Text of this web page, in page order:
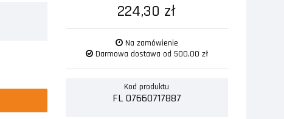
224,30 zł
Na zamówienie
Darmowa dostawa od 500,00 zł
Kod produktu
FL 07660717887